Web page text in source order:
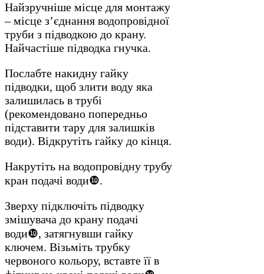
Найзручніше місце для монтажу
– місце з’єднання водопровідної
труби з підводкою до крану.
Найчастіше підводка гнучка.
Послабте накидну гайку
підводки, щоб злити воду яка
залишилась в трубі
(рекомендовано попередньо
підставити тару для залишків
води). Відкрутіть гайку до кінця.
Накрутіть на водопровідну трубу
кран подачі води❿.
Зверху підключіть підводку
змішувача до крану подачі
води❿, затягнувши гайку
ключем. Візьміть трубку
червоного кольору, вставте її в